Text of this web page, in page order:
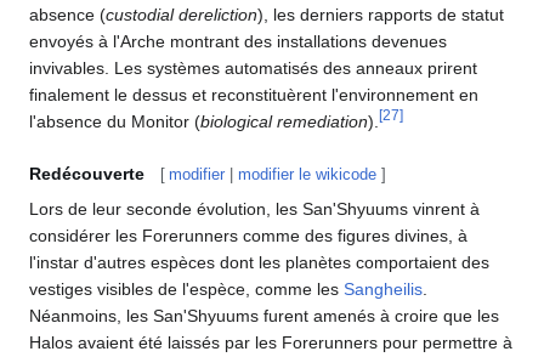
absence (custodial dereliction), les derniers rapports de statut
envoyés à l'Arche montrant des installations devenues
invivables. Les systèmes automatisés des anneaux prirent
finalement le dessus et reconstituèrent l'environnement en
l'absence du Monitor (biological remediation). [27]
Redécouverte [ modifier |modifier le wikicode ]
Lors de leur seconde évolution, les San'Shyuums vinrent à
considérer les Forerunners comme des figures divines, à
l'instar d'autres espèces dont les planètes comportaient des
vestiges visibles de l'espèce, comme les Sangheilis
Néanmoins, les San'Shyuums furent amenés à croire que les
Halos avaient été laissés par les Forerunners pour permettre à